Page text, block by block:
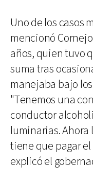
Uno de los casos
mencionó
años, quien tuvo
suma tras
manejaba bajo
"Tenemos una
conductor
luminarias. Ahora
tiene que pagar
explicó el